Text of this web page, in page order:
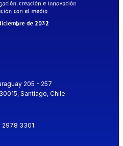
205 - 257
Santiago, Chile
2978 3301